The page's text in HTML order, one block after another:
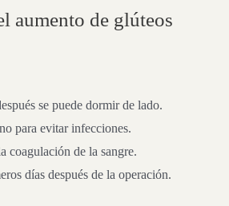
aumento de glúteos
se puede dormir de lado.
para evitar infecciones.
coagulación de la sangre.
días después de la operación.